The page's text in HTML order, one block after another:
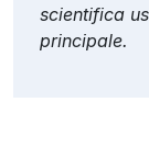
scientifica
principale.